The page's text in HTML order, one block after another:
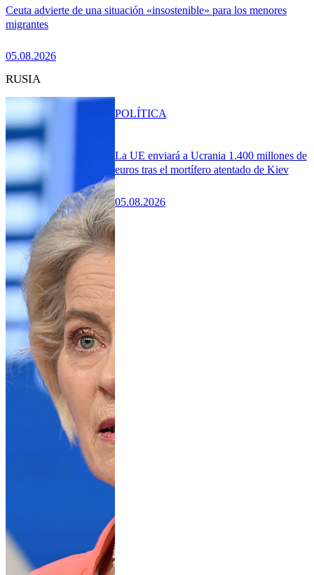
Ceuta advierte de una situación «insostenible» para los menores
migrantes
05.08.2026
RUSIA
La UE enviará a Ucrania 1.400 millones de
euros tras el mortífero atentado de Kiev
05.08.2026
POLÍTICA